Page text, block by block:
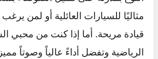
واستهلاك الوقود.
باختصار، يعد الصيانة السليمة